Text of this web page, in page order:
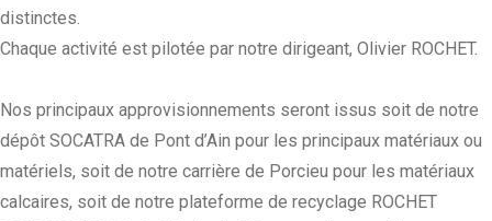
distinctes.
Chaque activité est pilotée par notre dirigeant, Olivier ROCHET.
Nos principaux approvisionnements seront issus soit de notre
dépôt SOCATRA de Pont d’Ain pour les principaux matériaux ou
matériels, soit de notre carrière de Porcieu pour les matériaux
calcaires, soit de notre plateforme de recyclage ROCHET